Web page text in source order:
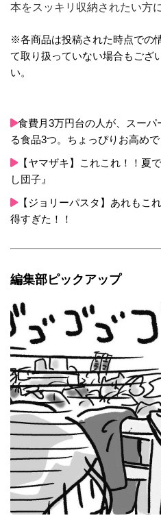
本をスッキリ収納されたい方
※各商品は投稿された時点での
て取り扱っていない場合もござ
い。
食費月3万円台の人が、スー
る食品3つ。ちょっぴりお高め
【ヤマザキ】これこれ！！夏
し団子』
【ジョリーパスタ】あれもこ
得すぎた！！
編集部ピックアップ